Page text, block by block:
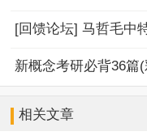
[回馈论坛] 马哲毛中
新概念考研必背36篇
相关文章